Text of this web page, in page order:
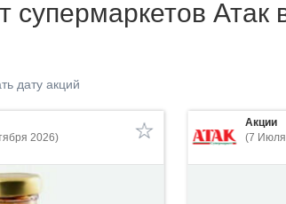
Атак
дату акций
2026)
Акции
(7 Июля